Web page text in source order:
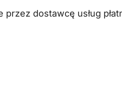
dostawcę usług